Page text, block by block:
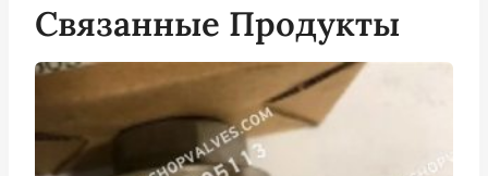
Связанные Продукты